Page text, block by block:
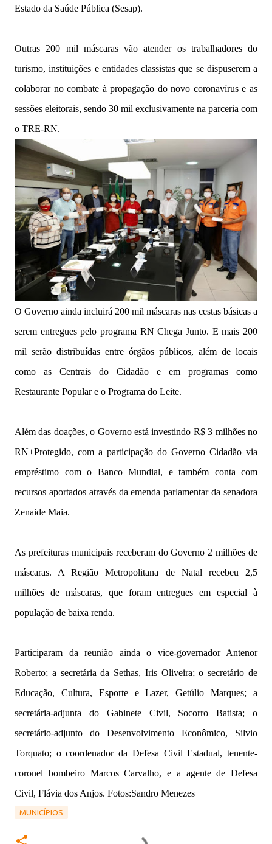
Estado da Saúde Pública (Sesap).
Outras 200 mil máscaras vão atender os trabalhadores do
turismo, instituições e entidades classistas que se dispuserem a
colaborar no combate à propagação do novo coronavírus e as
sessões eleitorais, sendo 30 mil exclusivamente na parceria com
o TRE-RN.
O Governo ainda incluirá 200 mil máscaras nas cestas básicas a
serem entregues pelo programa RN Chega Junto. E mais 200
mil serão distribuídas entre órgãos públicos, além de locais
como as Centrais do Cidadão e em programas como
Restaurante Popular e o Programa do Leite.
Além das doações, o Governo está investindo R$ 3 milhões no
RN+Protegido, com a participação do Governo Cidadão via
empréstimo com o Banco Mundial, e também conta com
recursos aportados através da emenda parlamentar da senadora
Zenaide Maia.
As prefeituras municipais receberam do Governo 2 milhões de
máscaras. A Região Metropolitana de Natal recebeu 2,5
milhões de máscaras, que foram entregues em especial à
população de baixa renda.
Participaram da reunião ainda o vice-governador Antenor
Roberto; a secretária da Sethas, Iris Oliveira; o secretário de
Educação, Cultura, Esporte e Lazer, Getúlio Marques; a
secretária-adjunta do Gabinete Civil, Socorro Batista; o
secretário-adjunto do Desenvolvimento Econômico, Silvio
Torquato; o coordenador da Defesa Civil Estadual, tenente-
coronel bombeiro Marcos Carvalho, e a agente de Defesa
Civil, Flávia dos Anjos. Fotos:Sandro Menezes
MUNICÍPIOS